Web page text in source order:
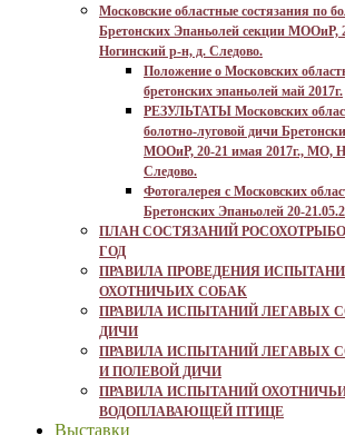
Московские областные состязания по
Бретонских Эпаньолей секции МООиР,
Ногинский р-н, д. Следово.
Положение о Московских
бретонских эпаньолей май 2017г.
РЕЗУЛЬТАТЫ Московских
болотно-луговой дичи
МООиР, 20-21 имая 2017г., МО,
Следово.
Фотогалерея с Московских
Бретонских Эпаньолей 20-
ПЛАН СОСТЯЗАНИЙ
ГОД
ПРАВИЛА ПРОВЕДЕНИЯ
ОХОТНИЧЬИХ СОБАК
ПРАВИЛА ИСПЫТАНИЙ ЛЕГАВЫХ
ДИЧИ
ПРАВИЛА ИСПЫТАНИЙ ЛЕГАВЫХ
И ПОЛЕВОЙ ДИЧИ
ПРАВИЛА ИСПЫТАНИЙ
ВОДОПЛАВАЮЩЕЙ ПТИЦЕ
Выставки